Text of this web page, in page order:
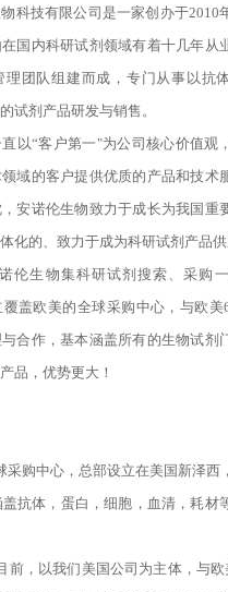
科技有限公司是一家创办于2010
国内科研试剂领域有着十几年从
理团队组建而成，专门从事以抗
试剂产品研发与销售。
以“客户第一"为公司核心价值观
域的客户提供优质的产品和技术
安诺伦生物致力于成长为我国重
化的、致力于成为科研试剂产品供
伦生物集科研试剂搜索、采购
盖欧美的全球采购中心，与欧美
合作，基本涵盖所有的生物试剂
品，优势更大！
采购中心，总部设立在美国新泽西
抗体，蛋白，细胞，血清，耗材
前，以我们美国公司为主体，与欧